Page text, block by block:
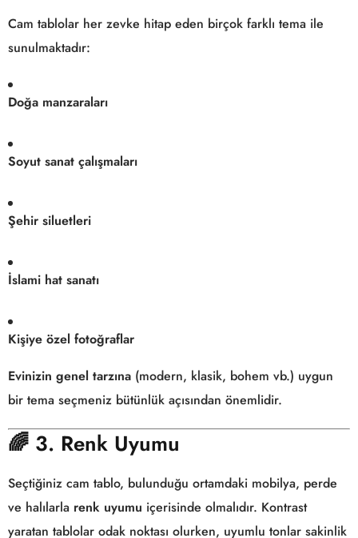
Cam tablolar her zevke hitap eden birçok farklı tema ile
sunulmaktadır:
Doğa manzaraları
Soyut sanat çalışmaları
Şehir siluetleri
İslami hat sanatı
Kişiye özel fotoğraflar
Evinizin genel tarzına (modern, klasik, bohem vb.) uygun
bir tema seçmeniz bütünlük açısından önemlidir.
🌈 3. Renk Uyumu
Seçtiğiniz cam tablo, bulunduğu ortamdaki mobilya, perde
ve halılarla renk uyumu içerisinde olmalıdır. Kontrast
yaratan tablolar odak noktası olurken, uyumlu tonlar sakinlik